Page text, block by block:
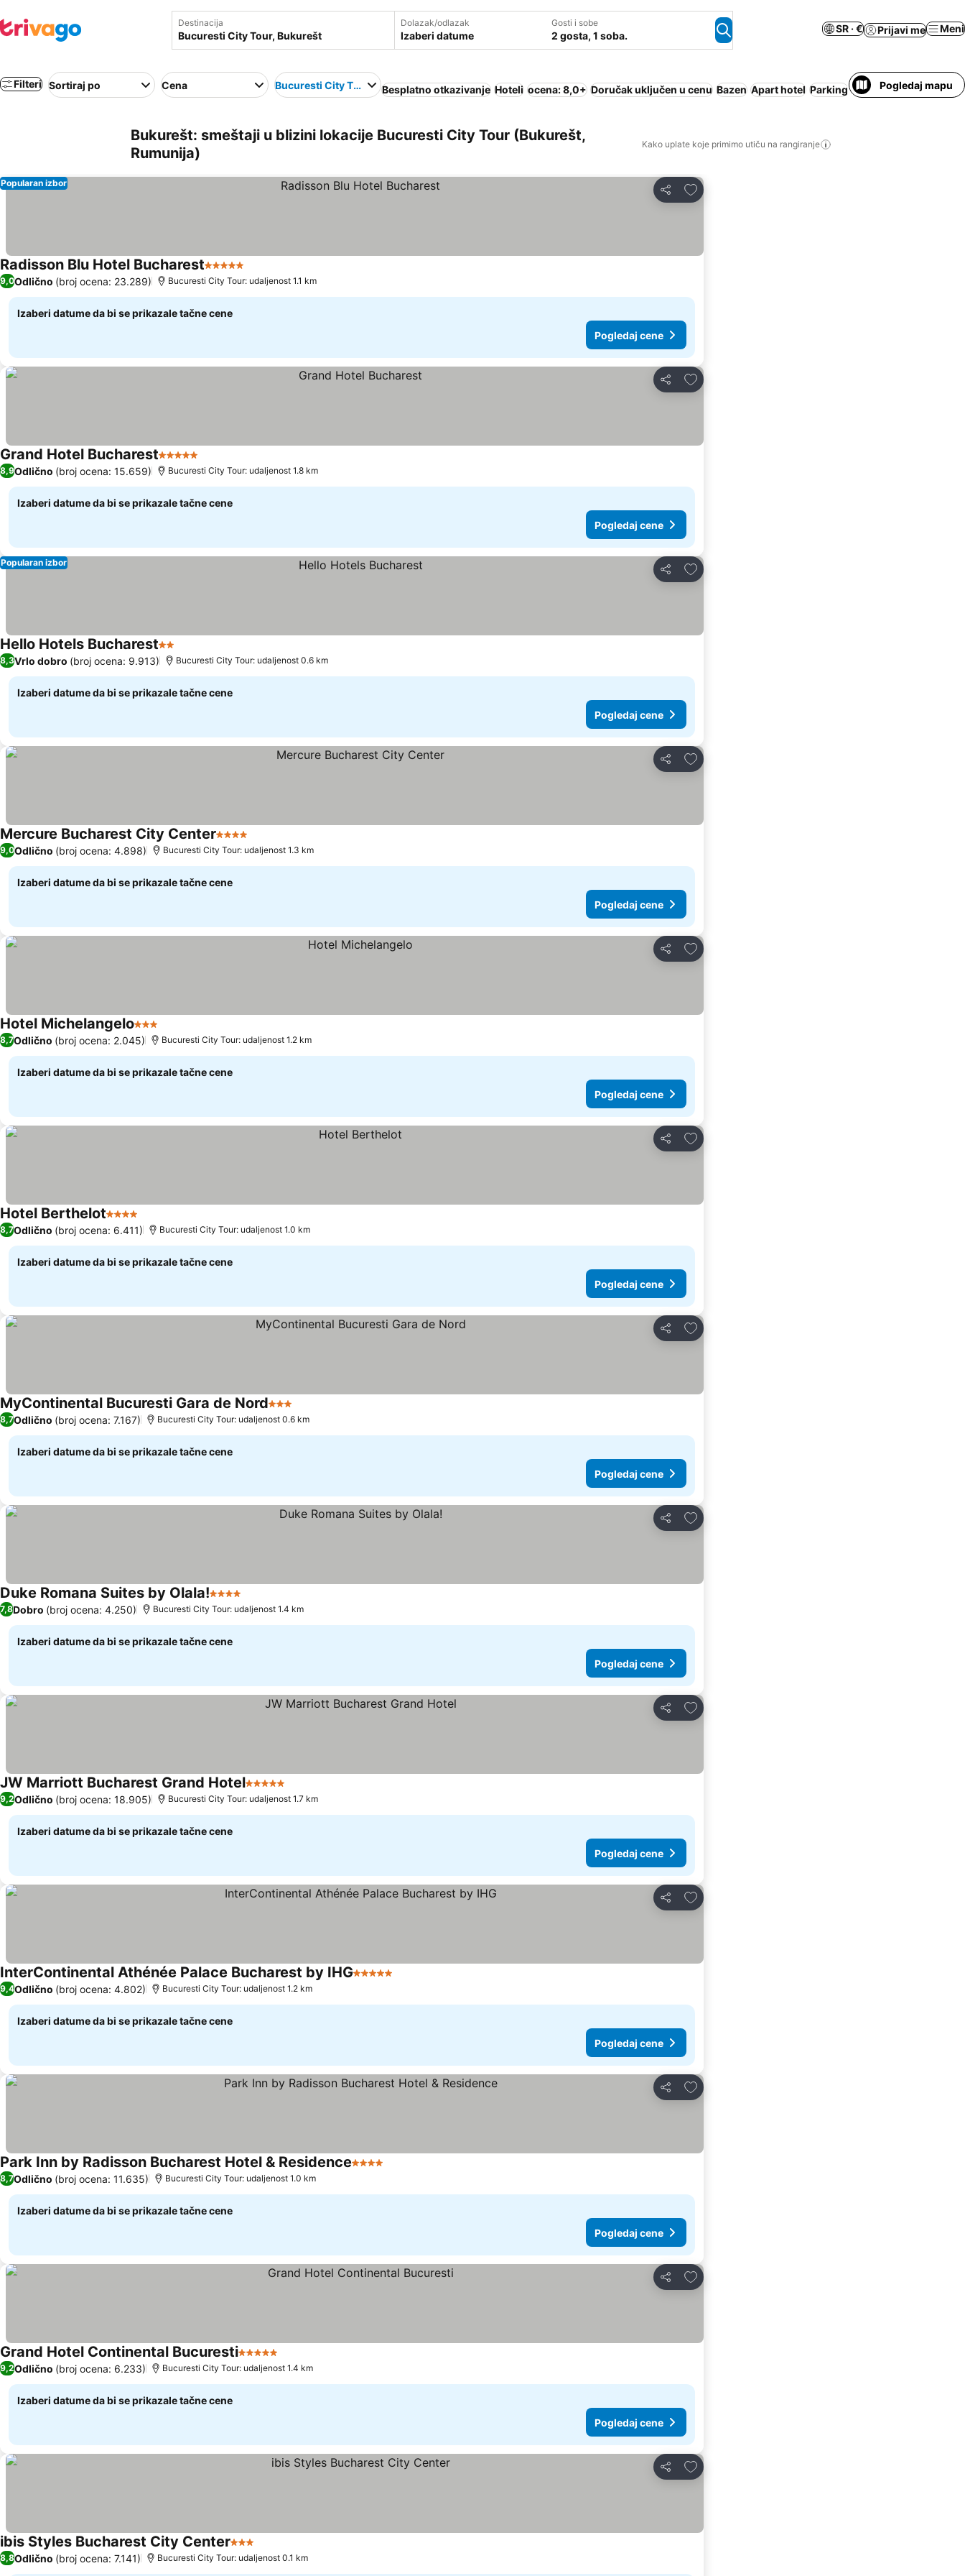
Destinacija Dolazak/odlazak
Izaberi datume
Gosti i sobe
2 gosta, 1 soba.
SR · € Prijavi me Meni
Filteri Sortiraj po Cena Bucuresti City Tour Besplatno otkazivanje Hoteli ocena: 8,0+ Doručak uključen u cenu Bazen Apart hotel Parking Klimatizacija Wi-Fi
Pogledaj mapu
Bukurešt: smeštaji u blizini lokacije Bucuresti City Tour (Bukurešt,
Rumunija)
Kako uplate koje primimo utiču na rangiranje
Deli
Dodati u favorite
Popularan izbor
Radisson Blu Hotel Bucharest5 Zvezdice
9,0Odlično (broj ocena: 23.289) Bucuresti City Tour: udaljenost 1.1 km
Izaberi datume da bi se prikazale tačne cene
Pogledaj cene
Deli
Dodati u favorite
Grand Hotel Bucharest5 Zvezdice
8,9Odlično (broj ocena: 15.659) Bucuresti City Tour: udaljenost 1.8 km
Izaberi datume da bi se prikazale tačne cene
Pogledaj cene
Deli
Dodati u favorite
Popularan izbor
Hello Hotels Bucharest2 Zvezdice
8,3Vrlo dobro (broj ocena: 9.913) Bucuresti City Tour: udaljenost 0.6 km
Izaberi datume da bi se prikazale tačne cene
Pogledaj cene
Deli
Dodati u favorite
Mercure Bucharest City Center4 Zvezdice
9,0Odlično (broj ocena: 4.898) Bucuresti City Tour: udaljenost 1.3 km
Izaberi datume da bi se prikazale tačne cene
Pogledaj cene
Deli
Dodati u favorite
Hotel Michelangelo3 Zvezdice
8,7Odlično (broj ocena: 2.045) Bucuresti City Tour: udaljenost 1.2 km
Izaberi datume da bi se prikazale tačne cene
Pogledaj cene
Deli
Dodati u favorite
Hotel Berthelot4 ZvezdicePogledaj cene
8,7Odlično (broj ocena: 6.411) Bucuresti City Tour: udaljenost 1.0 km
Izaberi datume da bi se prikazale tačne cene
Pogledaj cene
Deli
Dodati u favorite
MyContinental Bucuresti Gara de Nord3 Zvezdice
8,7Odlično (broj ocena: 7.167) Bucuresti City Tour: udaljenost 0.6 km
Izaberi datume da bi se prikazale tačne cene
Pogledaj cene
Deli
Dodati u favorite
Duke Romana Suites by Olala!4 Zvezdice
7,8Dobro (broj ocena: 4.250) Bucuresti City Tour: udaljenost 1.4 km
Izaberi datume da bi se prikazale tačne cene
Pogledaj cene
Deli
Dodati u favorite
JW Marriott Bucharest Grand Hotel5 Zvezdice
9,2Odlično (broj ocena: 18.905) Bucuresti City Tour: udaljenost 1.7 km
Izaberi datume da bi se prikazale tačne cene
Pogledaj cene
Deli
Dodati u favorite
InterContinental Athénée Palace Bucharest by IHG5 Zvezdice
9,4Odlično (broj ocena: 4.802) Bucuresti City Tour: udaljenost 1.2 km
Izaberi datume da bi se prikazale tačne cene
Pogledaj cene
Deli
Dodati u favorite
Park Inn by Radisson Bucharest Hotel & Residence4 Zvezdice
8,7Odlično (broj ocena: 11.635) Bucuresti City Tour: udaljenost 1.0 km
Izaberi datume da bi se prikazale tačne cene
Pogledaj cene
Deli
Dodati u favorite
Grand Hotel Continental Bucuresti5 Zvezdice
9,2Odlično (broj ocena: 6.233) Bucuresti City Tour: udaljenost 1.4 km
Izaberi datume da bi se prikazale tačne cene
Pogledaj cene
Deli
Dodati u favorite
ibis Styles Bucharest City Center3 Zvezdice
8,8Odlično (broj ocena: 7.141) Bucuresti City Tour: udaljenost 0.1 km